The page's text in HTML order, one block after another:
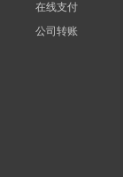
在线支付
公司转账